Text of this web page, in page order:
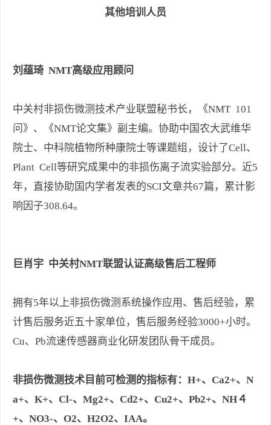
其他培训人员
刘蕴琦 NMT高级应用顾问
中关村非损伤微测技术产业联盟秘书长，《NMT 101
问》、《NMT论文集》副主编。协助中国农大武维华
院士、中科院植物所种康院士等课题组，设计了Cell、
Plant Cell等研究成果中的非损伤离子流实验部分。近5
年，直接协助国内学者发表的SCI文章共67篇，累计影
响因子308.64。
巨肖宇 中关村NMT联盟认证高级售后工程师
拥有5年以上非损伤微测系统操作应用、售后经验，累
计售后服务近五十家单位，售后服务经验3000+小时。
Cu、Pb流速传感器商业化研发团队骨干成员。
非损伤微测技术 目前可检测的指标有：H+、Ca2+、N
a+、K+、Cl-、Mg2+、Cd2+、Cu2+、Pb2+、NH４
+、NO3-、O2、H2O2、IAA。